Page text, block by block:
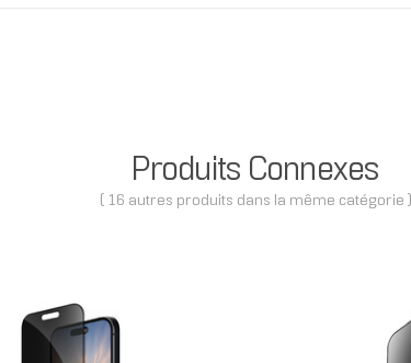
Produits Connexes
( 16 autres produits dans la même catégorie )